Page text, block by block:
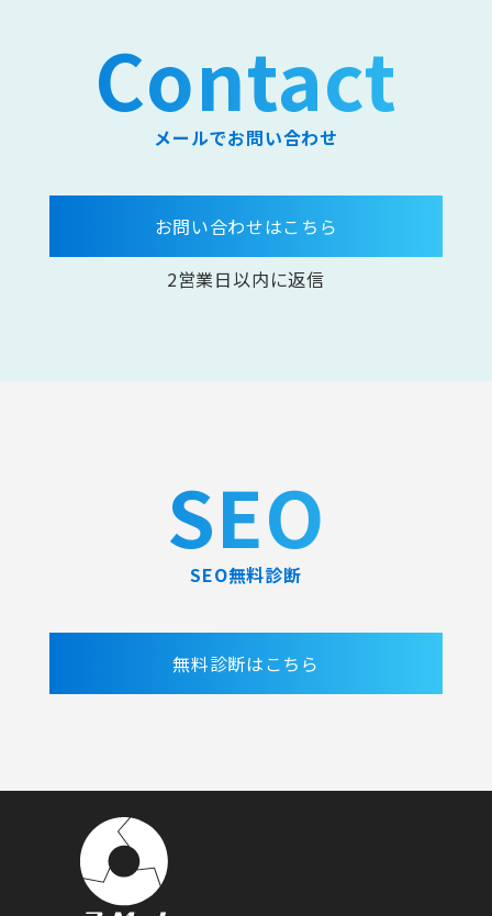
Contact
メールでお問い合わせ
お問い合わせはこちら
2営業日以内に返信
SEO
SEO無料診断
無料診断はこちら